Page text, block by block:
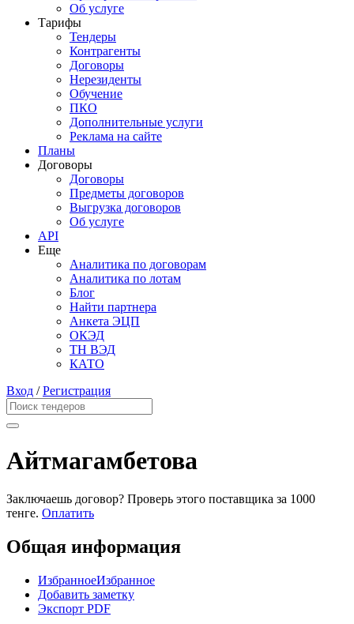
Об услуге
Тарифы
Тендеры
Контрагенты
Договоры
Нерезиденты
Обучение
ПКО
Дополнительные услуги
Реклама на сайте
Планы
Договоры
Договоры
Предметы договоров
Выгрузка договоров
Об услуге
API
Еще
Аналитика по договорам
Аналитика по лотам
Блог
Найти партнера
Анкета ЭЦП
ОКЭД
ТН ВЭД
КАТО
Вход /Регистрация
Айтмагамбетова
Заключаешь договор? Проверь этого поставщика за 1000
тенге. Оплатить
Общая информация
ИзбранноеИзбранное
Добавить заметку
Экспорт PDF